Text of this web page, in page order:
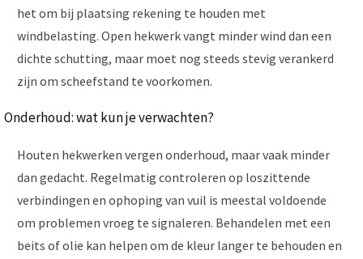
het om bij plaatsing rekening te houden met
windbelasting. Open hekwerk vangt minder wind dan een
dichte schutting, maar moet nog steeds stevig verankerd
zijn om scheefstand te voorkomen.
Onderhoud: wat kun je verwachten?
Houten hekwerken vergen onderhoud, maar vaak minder
dan gedacht. Regelmatig controleren op loszittende
verbindingen en ophoping van vuil is meestal voldoende
om problemen vroeg te signaleren. Behandelen met een
beits of olie kan helpen om de kleur langer te behouden en